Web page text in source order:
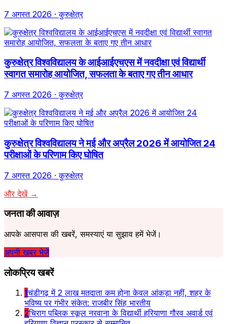
7 अगस्त 2026 · कुरुक्षेत्र
कुरुक्षेत्र विश्वविद्यालय के आईआईएचएस में नवदीक्षा एवं विद्यार्थी
स्वागत समारोह आयोजित, सफलता के बताए गए तीन आधार
7 अगस्त 2026 · कुरुक्षेत्र
कुरुक्षेत्र विश्वविद्यालय ने मई और अप्रैल 2026 में आयोजित 24
परीक्षाओं के परिणाम किए घोषित
7 अगस्त 2026 · कुरुक्षेत्र
और देखें →
जनता की आवाज़
आपके आसपास की खबरें, समस्याएं या सुझाव हमें भेजें।
अपनी खबर भेजें
लोकप्रिय खबरें
1चंडीगढ़ में 2 लाख मतदाता कम होना केवल आंकड़ा नहीं, शहर के
भविष्य पर गंभीर संकेत: राजबीर सिंह भारतीय
2चिराग पब्लिक स्कूल नरवाना के विद्यार्थी हरियाणा गौरव अवार्ड एवं